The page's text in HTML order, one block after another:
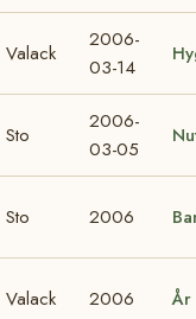
Valack
2006-
03-14
Sto
2006-
03-05
Sto 2006
Valack 2006 År